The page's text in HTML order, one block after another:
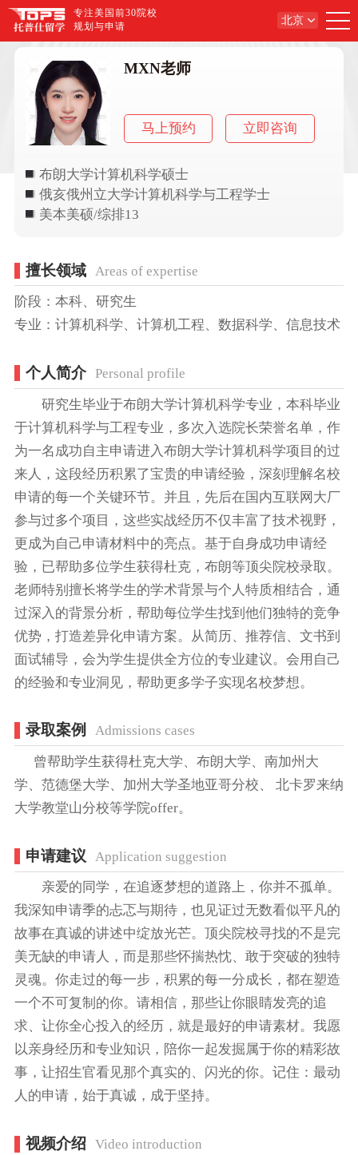
专注美国前30院校
规划与申请
北京
MXN老师
马上预约 立即咨询
布朗大学计算机科学硕士
俄亥俄州立大学计算机科学与工程学士
美本美硕/综排13
擅长领域 Areas of expertise
阶段：本科、研究生
专业：计算机科学、计算机工程、数据科学、信息技术
个人简介 Personal profile
研究生毕业于布朗大学计算机科学专业，本科毕业
于计算机科学与工程专业，多次入选院长荣誉名单，作
为一名成功自主申请进入布朗大学计算机科学项目的过
来人，这段经历积累了宝贵的申请经验，深刻理解名校
申请的每一个关键环节。并且，先后在国内互联网大厂
参与过多个项目，这些实战经历不仅丰富了技术视野，
更成为自己申请材料中的亮点。基于自身成功申请经
验，已帮助多位学生获得杜克，布朗等顶尖院校录取。
老师特别擅长将学生的学术背景与个人特质相结合，通
过深入的背景分析，帮助每位学生找到他们独特的竞争
优势，打造差异化申请方案。从简历、推荐信、文书到
面试辅导，会为学生提供全方位的专业建议。会用自己
的经验和专业洞见，帮助更多学子实现名校梦想。
录取案例 Admissions cases
曾帮助学生获得杜克大学、布朗大学、南加州大
学、范德堡大学、加州大学圣地亚哥分校、 北卡罗来纳
大学教堂山分校等学院offer。
申请建议 Application suggestion
亲爱的同学，在追逐梦想的道路上，你并不孤单。
我深知申请季的忐忑与期待，也见证过无数看似平凡的
故事在真诚的讲述中绽放光芒。顶尖院校寻找的不是完
美无缺的申请人，而是那些怀揣热忱、敢于突破的独特
灵魂。你走过的每一步，积累的每一分成长，都在塑造
一个不可复制的你。请相信，那些让你眼睛发亮的追
求、让你全心投入的经历，就是最好的申请素材。我愿
以亲身经历和专业知识，陪你一起发掘属于你的精彩故
事，让招生官看见那个真实的、闪光的你。记住：最动
人的申请，始于真诚，成于坚持。
视频介绍 Video introduction